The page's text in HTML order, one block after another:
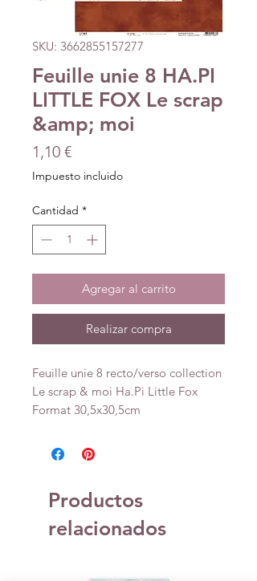
SKU: 3662855157277
Feuille unie 8 HA.PI
LITTLE FOX Le scrap
&amp; moi
1,10 €Precio
Impuesto incluido
Cantidad *
Agregar al carrito
Realizar compra
Feuille unie 8 recto/verso collection
Le scrap & moi Ha.Pi Little Fox
Format 30,5x30,5cm
Productos
relacionados